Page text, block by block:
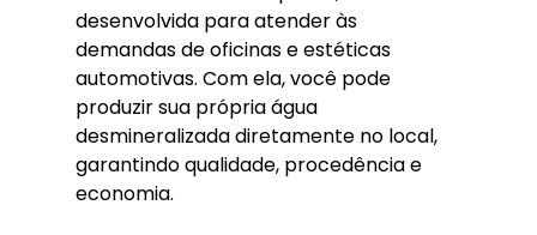
desenvolvida para atender às
demandas de oficinas e estéticas
automotivas. Com ela, você pode
produzir sua própria água
desmineralizada diretamente no local,
garantindo qualidade, procedência e
economia.